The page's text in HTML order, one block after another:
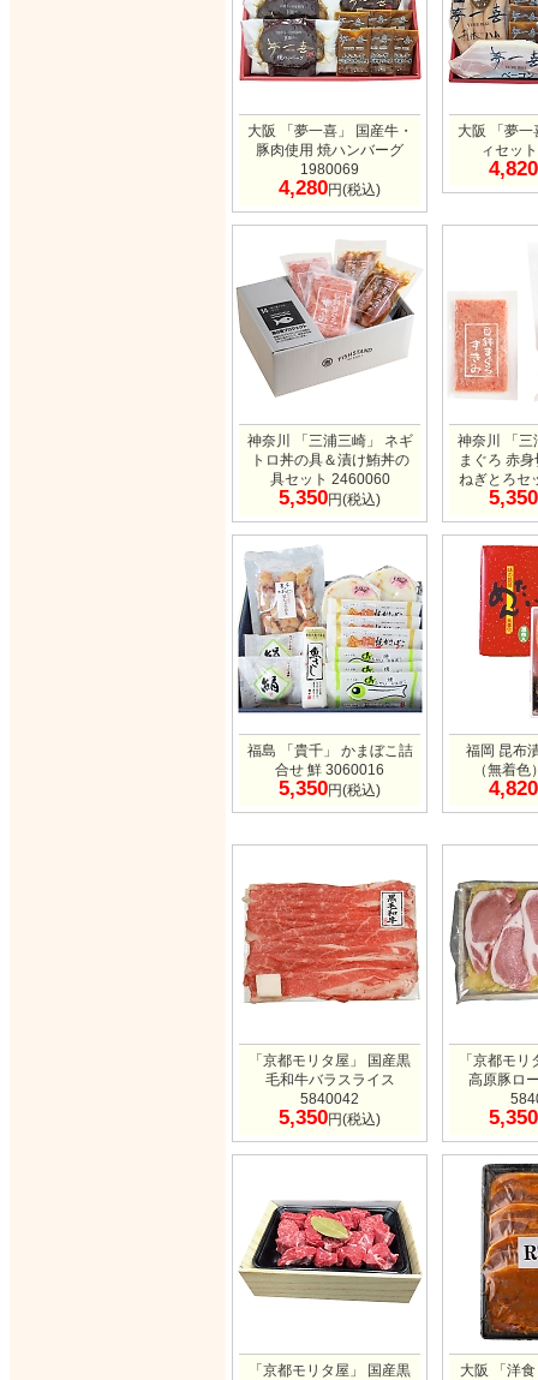
大阪 「夢一喜」 国産牛・
豚肉使用 焼ハンバーグ
1980069
4,280円(税込)
大阪 「夢一
ィセッ
4,820
神奈川 「三浦三崎」 ネギ
トロ丼の具＆漬け鮪丼の
具セット 2460060
5,350円(税込)
神奈川 「三
まぐろ 赤
ねぎとろセ
5,350
福島 「貴千」 かまぼこ詰
合せ 鮮 3060016
5,350円(税込)
福岡 昆布
（無着
4,820
「京都モリタ屋」 国産黒
毛和牛バラスライス
5840042
5,350円(税込)
「京都モ
高原豚ロ
5,350
「京都モリタ屋」 国産黒
大阪 「洋